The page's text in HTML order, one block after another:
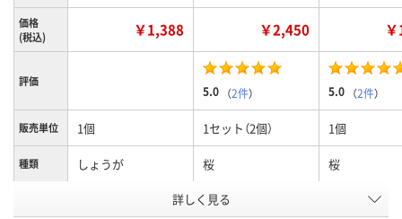
価格
(税込)
￥1,388 ￥2,450
評価
5.0 （2件） 5.0 （2件）
販売単位 1個 1セット（2個） 1個
種類 しょうが 桜 桜
AW69704 AW69699
詳しく見る